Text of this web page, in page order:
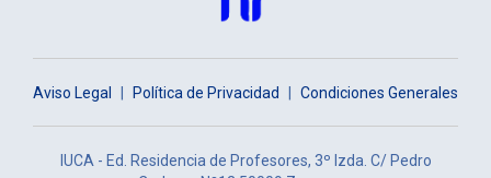
Aviso Legal | Política de Privacidad | Condiciones Generales
IUCA - Ed. Residencia de Profesores, 3º Izda. C/ Pedro